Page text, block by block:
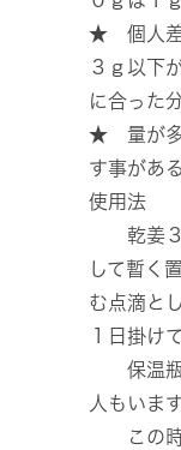
★ 個人差
３ℊ以下
に合った
★ 量が多
す事があ
使用法
乾姜３ℊ
して暫く
む点滴とし
１日掛け
保温瓶
人もいます
この時